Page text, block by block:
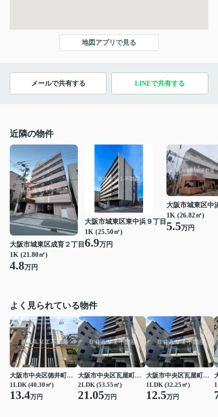
地図アプリで見る
メールで共有する LINEで共有する
近隣の物件
大阪市城東区成育２丁目
1K (21.80㎡)
4.8万円
大阪市城東区東中浜９丁目
1K (25.50㎡)
6.9万円
大阪市城東区中
1K (26.82㎡)
5.5万円
よく見られている物件
大阪市中央区徳井町２丁目
1LDK (40.30㎡)
13.4万円
大阪市中央区瓦屋町１丁目
2LDK (53.55㎡)
21.05万円
大阪市中央区瓦屋町１丁目
1LDK (32.25㎡)
12.5万円